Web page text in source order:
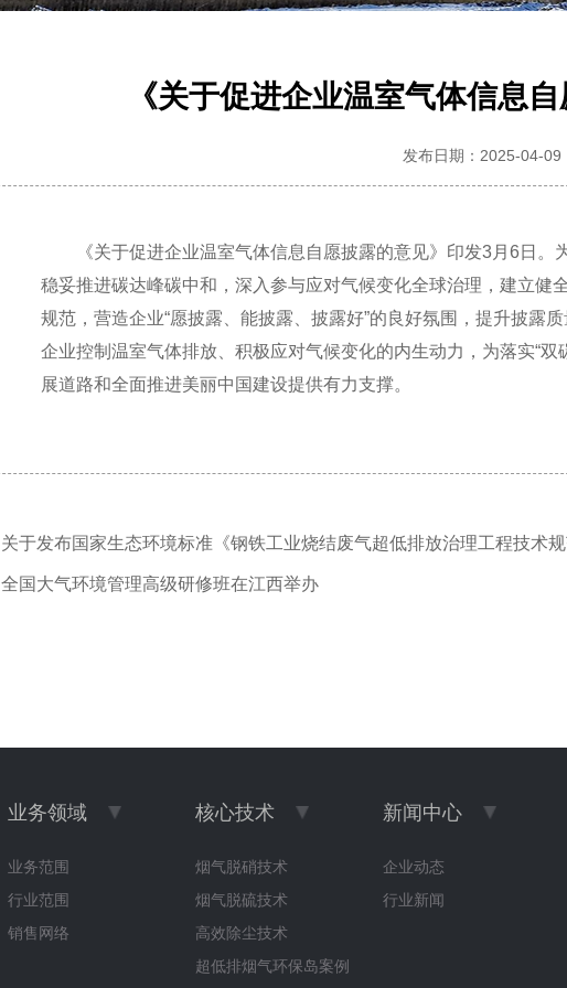
《关于促进企业温室气体信息
发布日期：2025-04-09
《关于促进企业温室气体信息自愿披露的意见》印发3月6日
稳妥推进碳达峰碳中和，深入参与应对气候变化全球治理，建立健
规范，营造企业“愿披露、能披露、披露好”的良好氛围，提升披露
企业控制温室气体排放、积极应对气候变化的内生动力，为落实“
展道路和全面推进美丽中国建设提供有力支撑。
关于发布国家生态环境标准《钢铁工业烧结废气超低排放治理工程技术
全国大气环境管理高级研修班在江西举办
业务领域
业务范围
行业范围
销售网络
核心技术
烟气脱硝技术
烟气脱硫技术
高效除尘技术
超低排烟气环保岛案例
新闻中心
企业动态
行业新闻